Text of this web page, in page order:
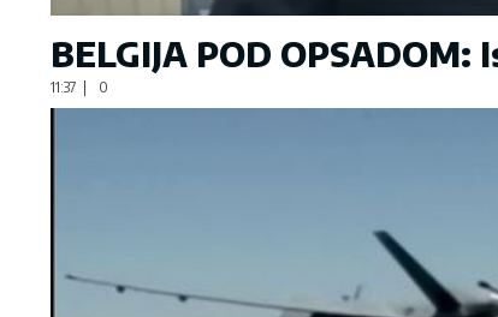
BELGIJA POD
11:37 0